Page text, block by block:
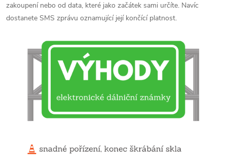
zakoupení nebo od data, které jako začátek sami určíte. Navíc
dostanete SMS zprávu oznamující její končící platnost.